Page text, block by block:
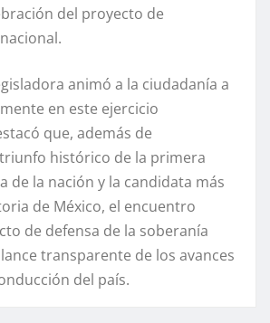
del proyecto de
animó a la ciudadanía a
en este ejercicio
que, además de
histórico de la primera
de la nación y la candidata más
de México, el encuentro
de defensa de la soberanía
transparente de los avances
del país.